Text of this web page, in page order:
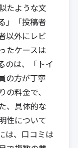
たような文
」「投稿者
以外にレビ
たケースは
のは、「トイ
の方が丁寧
料金で、
、具体的な
性について
は、口コミは